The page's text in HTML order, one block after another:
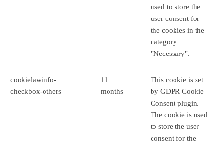
used to store the
user consent for
the cookies in the
category
"Necessary".
cookielawinfo-
checkbox-others
11
months
This cookie is set
by GDPR Cookie
Consent plugin.
The cookie is used
to store the user
consent for the